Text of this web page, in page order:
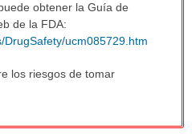
obtener la Guía de
de la FDA:
DrugSafety/ucm085729.htm
los riesgos de tomar